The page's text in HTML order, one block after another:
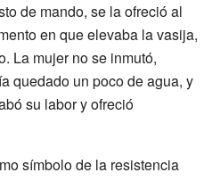
de mando, se la ofreció al
en que elevaba la vasija,
La mujer no se inmutó,
quedado un poco de agua, y
su labor y ofreció
símbolo de la resistencia